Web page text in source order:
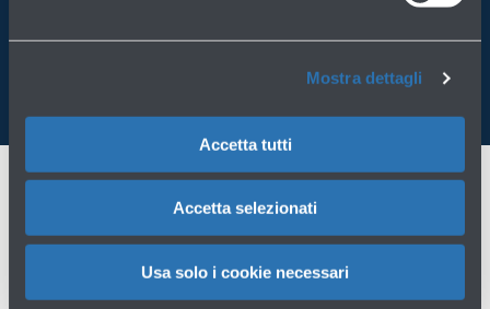
Mostra dettagli
Accetta tutti
Accetta selezionati
Usa solo i cookie necessari